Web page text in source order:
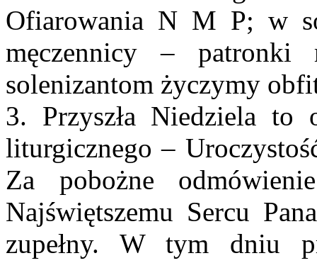
Ofiarowania N M P; w
męczennicy – patronki
solenizantom życzymy
3. Przyszła Niedziela to
liturgicznego –
Za pobożne
Najświętszemu Sercu
zupełny. W tym dniu